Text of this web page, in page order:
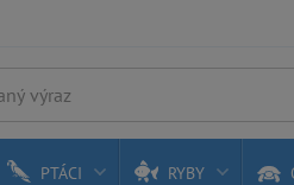
PTÁCI RYBY